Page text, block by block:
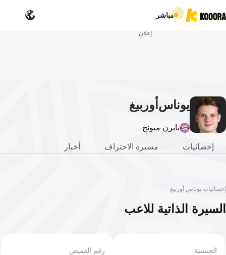
مباشر
إعلان
يوناس أوربيغ
بايرن ميونخ
إحصائيات مسيرة الاحتراف أخبار
إحصائيات يوناس أوربيغ
السيرة الذاتية للاعب
الجنسية رقم القميص